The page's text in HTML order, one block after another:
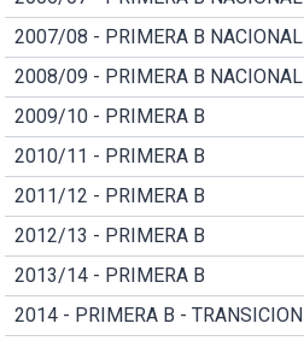
2007/08 - PRIMERA B NACIONAL
2008/09 - PRIMERA B NACIONAL
2009/10 - PRIMERA B
2010/11 - PRIMERA B
2011/12 - PRIMERA B
2012/13 - PRIMERA B
2013/14 - PRIMERA B
2014 - PRIMERA B - TRANSICION